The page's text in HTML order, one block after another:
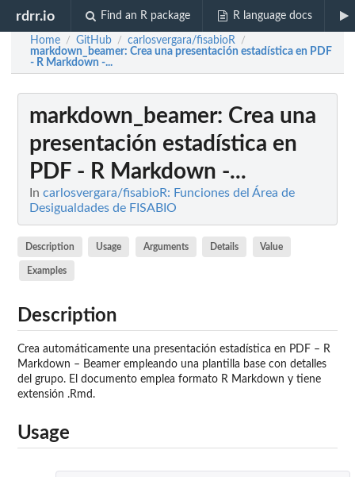
rdrr.io Find an R package R language docs
Home / GitHub / carlosvergara/fisabioR /
markdown_beamer: Crea una presentación estadística en PDF
- R Markdown -...
markdown_beamer: Crea una
presentación estadística en
PDF - R Markdown -...
In carlosvergara/fisabioR: Funciones del Área de
Desigualdades de FISABIO
Description Usage Arguments Details Value
Examples
Description
Crea automáticamente una presentación estadística en PDF – R
Markdown – Beamer empleando una plantilla base con detalles
del grupo. El documento emplea formato R Markdown y tiene
extensión .Rmd.
Usage